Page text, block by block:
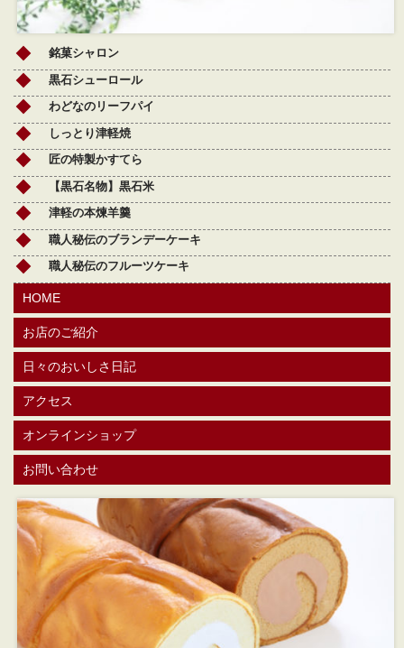
銘菓シャロン
黒石シューロール
わどなのリーフパイ
しっとり津軽焼
匠の特製かすてら
【黒石名物】黒石米
津軽の本煉羊羹
職人秘伝のブランデーケーキ
職人秘伝のフルーツケーキ
HOME
お店のご紹介
日々のおいしさ日記
アクセス
オンラインショップ
お問い合わせ